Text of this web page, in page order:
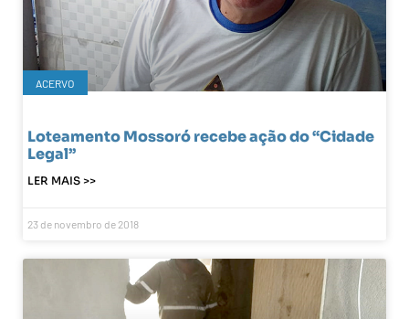
ACERVO
Loteamento Mossoró recebe ação do “Cidade
Legal”
LER MAIS >>
23 de novembro de 2018